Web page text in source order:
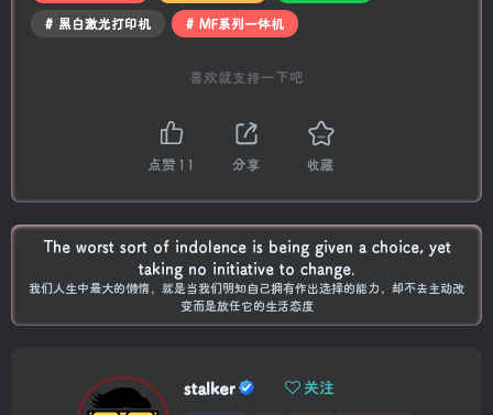
# 黑白激光打印机
# MF系列一体机
喜欢就支持一下吧
点赞 11 分享 收藏
The worst sort of indolence is being given a choice, yet
taking no initiative to change.
我们人生中最大的懒惰，就是当我们明知自己拥有作出选择的能力，却不去主动改
变而是放任它的生活态度
stalker 关注